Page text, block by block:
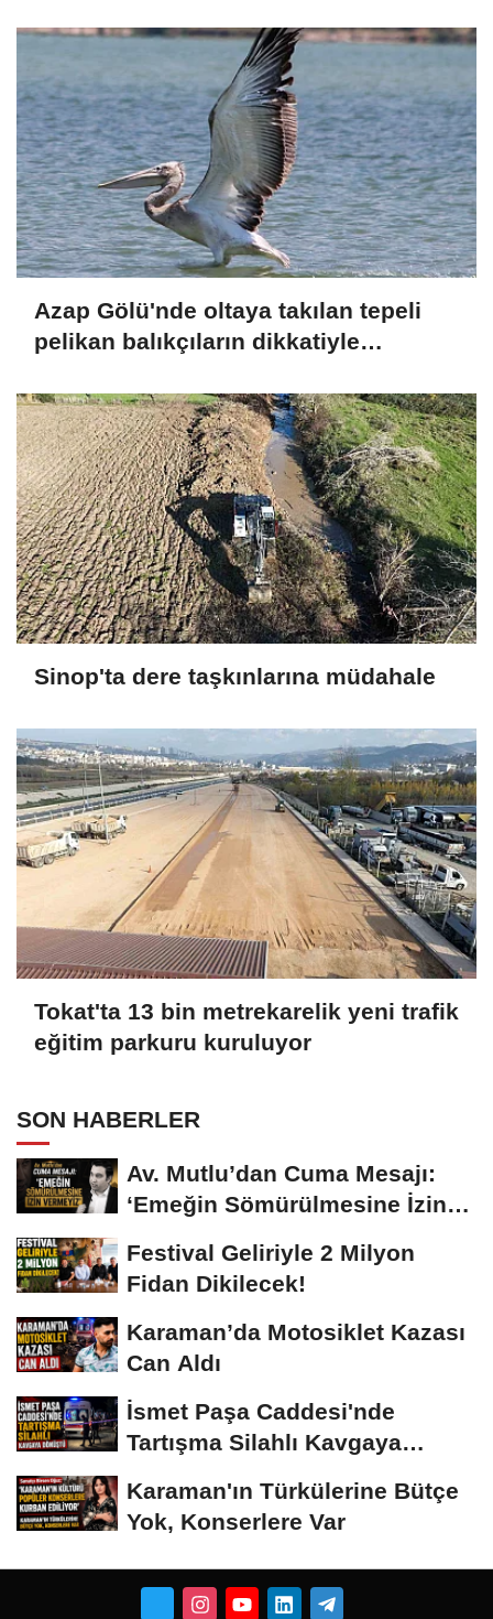
Azap Gölü'nde oltaya takılan tepeli
pelikan balıkçıların dikkatiyle
Sinop'ta dere taşkınlarına müdahale
Tokat'ta 13 bin metrekarelik yeni trafik
eğitim parkuru kuruluyor
SON HABERLER
Av. Mutlu’dan Cuma Mesajı:
‘Emeğin Sömürülmesine İzin
Festival Geliriyle 2 Milyon
Fidan Dikilecek!
Karaman’da Motosiklet Kazası
Can Aldı
İsmet Paşa Caddesi'nde
Tartışma Silahlı Kavgaya
Karaman'ın Türkülerine Bütçe
Yok, Konserlere Var